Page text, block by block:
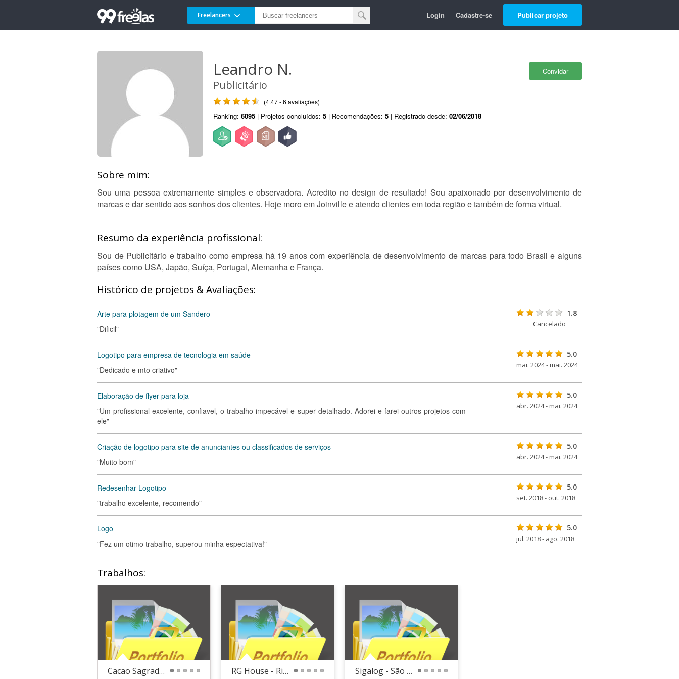
Freelancers Login Cadastre-se Publicar projeto
Convidar
Leandro N.
Publicitário
(4.47 - 6 avaliações)
Ranking: 6095 | Projetos concluídos: 5 | Recomendações: 5 | Registrado desde: 02/06/2018
Sobre mim:
Sou uma pessoa extremamente simples e observadora. Acredito no design de resultado! Sou apaixonado por desenvolvimento de
marcas e dar sentido aos sonhos dos clientes. Hoje moro em Joinville e atendo clientes em toda região e também de forma virtual.
Resumo da experiência profissional:
Sou de Publicitário e trabalho como empresa há 19 anos com experiência de desenvolvimento de marcas para todo Brasil e alguns
países como USA, Japão, Suíça, Portugal, Alemanha e França.
Histórico de projetos & Avaliações:
Arte para plotagem de um Sandero
"Dificil"
1.8
Cancelado
Logotipo para empresa de tecnologia em saúde
"Dedicado e mto criativo"
5.0
mai. 2024 - mai. 2024
Elaboração de flyer para loja
"Um profissional excelente, confiavel, o trabalho impecável e super detalhado. Adorei e farei outros projetos com
ele"
5.0
abr. 2024 - mai. 2024
Criação de logotipo para site de anunciantes ou classificados de serviços
"Muito bom"
5.0
abr. 2024 - mai. 2024
Redesenhar Logotipo
"trabalho excelente, recomendo"
5.0
set. 2018 - out. 2018
Logo
"Fez um otimo trabalho, superou minha espectativa!"
5.0
jul. 2018 - ago. 2018
Trabalhos:
Cacao Sagrado - Ilha da Madeira / Portugal RG House - Rio de Janeiro / RG Sigalog - São Paulo / SP